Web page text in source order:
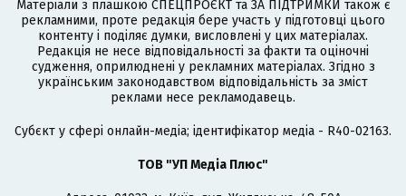
Матеріали з плашкою СПЕЦПРОЄКТ та ЗА ПІДТРИМКИ також є
рекламними, проте редакція бере участь у підготовці цього
контенту і поділяє думки, висловлені у цих матеріалах.
Редакція не несе відповідальності за факти та оціночні
судження, оприлюднені у рекламних матеріалах. Згідно з
українським законодавством відповідальність за зміст
реклами несе рекламодавець.
Cубєкт у сфері онлайн-медіа; ідентифікатор медіа - R40-02163.
ТОВ "УП Медіа Плюс"